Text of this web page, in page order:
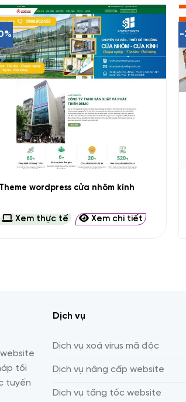
Theme wordpress cửa nhôm kính
Xem thực tế Xem chi tiết
-
tối
tuyến
Dịch vụ
Dịch vụ xoá virus mã độc
Dịch vụ nâng cấp website
Dịch vụ tăng tốc website